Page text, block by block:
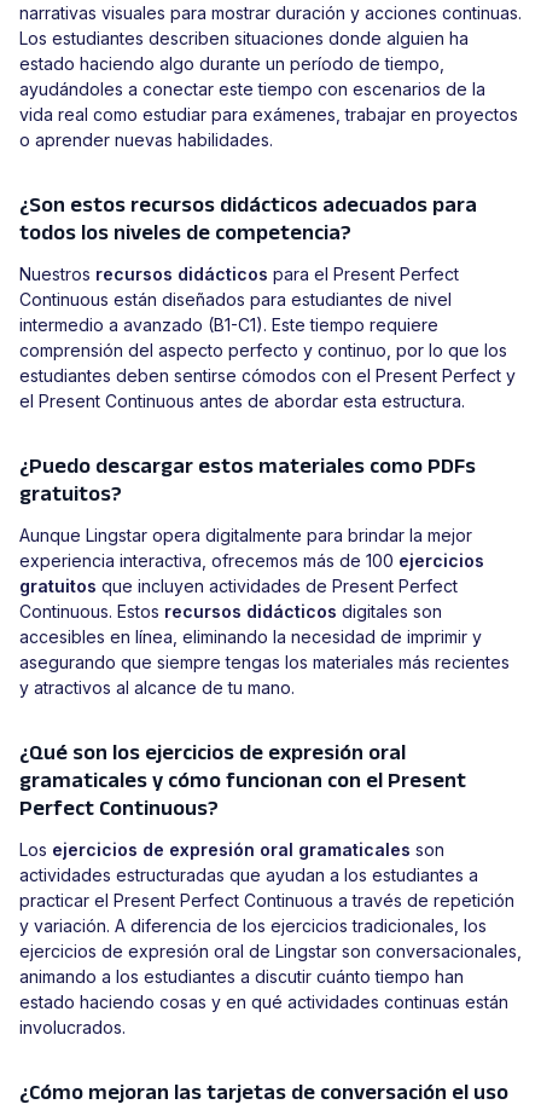
narrativas visuales para mostrar duración y acciones continuas.
Los estudiantes describen situaciones donde alguien ha
estado haciendo algo durante un período de tiempo,
ayudándoles a conectar este tiempo con escenarios de la
vida real como estudiar para exámenes, trabajar en proyectos
o aprender nuevas habilidades.
¿Son estos recursos didácticos adecuados para
todos los niveles de competencia?
Nuestros recursos didácticos para el Present Perfect
Continuous están diseñados para estudiantes de nivel
intermedio a avanzado (B1-C1). Este tiempo requiere
comprensión del aspecto perfecto y continuo, por lo que los
estudiantes deben sentirse cómodos con el Present Perfect y
el Present Continuous antes de abordar esta estructura.
¿Puedo descargar estos materiales como PDFs
gratuitos?
Aunque Lingstar opera digitalmente para brindar la mejor
experiencia interactiva, ofrecemos más de 100 ejercicios
gratuitos que incluyen actividades de Present Perfect
Continuous. Estos recursos didácticos digitales son
accesibles en línea, eliminando la necesidad de imprimir y
asegurando que siempre tengas los materiales más recientes
y atractivos al alcance de tu mano.
¿Qué son los ejercicios de expresión oral
gramaticales y cómo funcionan con el Present
Perfect Continuous?
Los ejercicios de expresión oral gramaticales son
actividades estructuradas que ayudan a los estudiantes a
practicar el Present Perfect Continuous a través de repetición
y variación. A diferencia de los ejercicios tradicionales, los
ejercicios de expresión oral de Lingstar son conversacionales,
animando a los estudiantes a discutir cuánto tiempo han
estado haciendo cosas y en qué actividades continuas están
involucrados.
¿Cómo mejoran las tarjetas de conversación el uso